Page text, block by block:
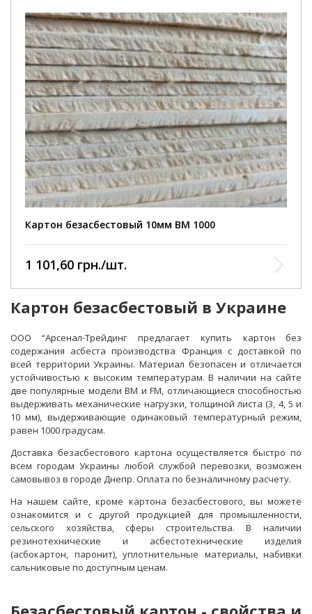
Картон безасбестовый 10мм ВМ 1000
1 101,60 грн./шт.
Картон безасбестовый в Украине
ООО “Арсенал-Трейдинг предлагает купить картон без
содержания асбеста производства Франция с доставкой по
всей территории Украины. Материал безопасен и отличается
устойчивостью к высоким температурам. В наличии на сайте
две популярные модели ВМ и FM, отличающиеся способностью
выдерживать механические нагрузки, толщиной листа (3, 4, 5 и
10 мм), выдерживающие одинаковый температурный режим,
равен 1000 градусам.
Доставка безасбестового картона осуществляется быстро по
всем городам Украины любой службой перевозки, возможен
самовывоз в городе Днепр. Оплата по безналичному расчету.
На нашем сайте, кроме картона безасбестового, вы можете
ознакомится и с другой продукцией для промышленности,
сельского хозяйства, сферы строительства. В наличии
резинотехнические и асбестотехнические изделия
(асбокартон, паронит), уплотнительные материалы, набивки
сальниковые по доступным ценам.